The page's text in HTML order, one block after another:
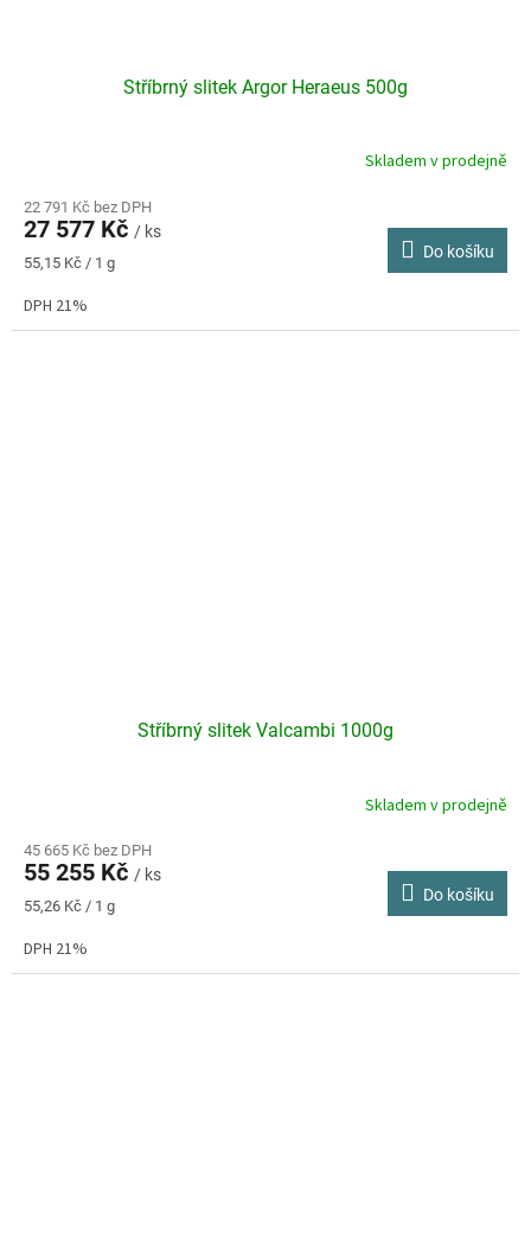
Stříbrný slitek Argor Heraeus 500g
Skladem v prodejně
22 791 Kč bez DPH
27 577 Kč / ks
Měrná
55,15 Kč / 1 g
Do košíku
DPH 21%
Stříbrný slitek Valcambi 1000g
Skladem v prodejně
45 665 Kč bez DPH
55 255 Kč / ks
Měrná
55,26 Kč / 1 g
Do košíku
DPH 21%